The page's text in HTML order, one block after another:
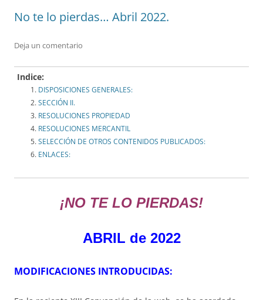
No te lo pierdas… Abril 2022.
Deja un comentario
Indice:
DISPOSICIONES GENERALES:
SECCIÓN II.
RESOLUCIONES PROPIEDAD
RESOLUCIONES MERCANTIL
SELECCIÓN DE OTROS CONTENIDOS PUBLICADOS:
ENLACES:
¡NO TE LO PIERDAS!
ABRIL de 2022
MODIFICACIONES INTRODUCIDAS: